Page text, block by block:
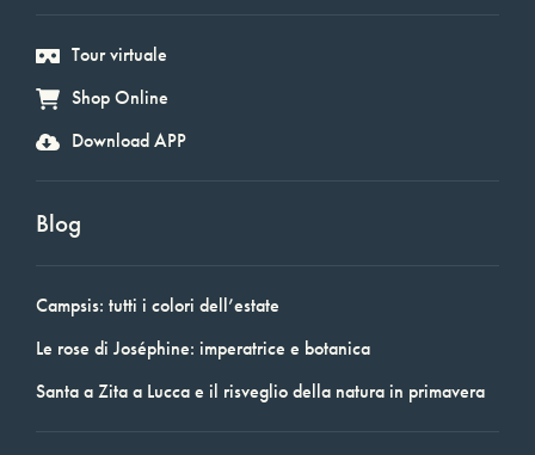
Tour virtuale
Shop Online
Download APP
Blog
Campsis: tutti i colori dell’estate
Le rose di Joséphine: imperatrice e botanica
Santa a Zita a Lucca e il risveglio della natura in primavera